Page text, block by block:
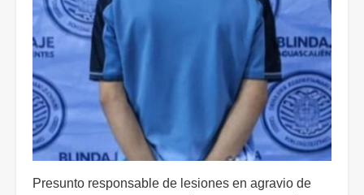
Presunto responsable de lesiones en agravio de